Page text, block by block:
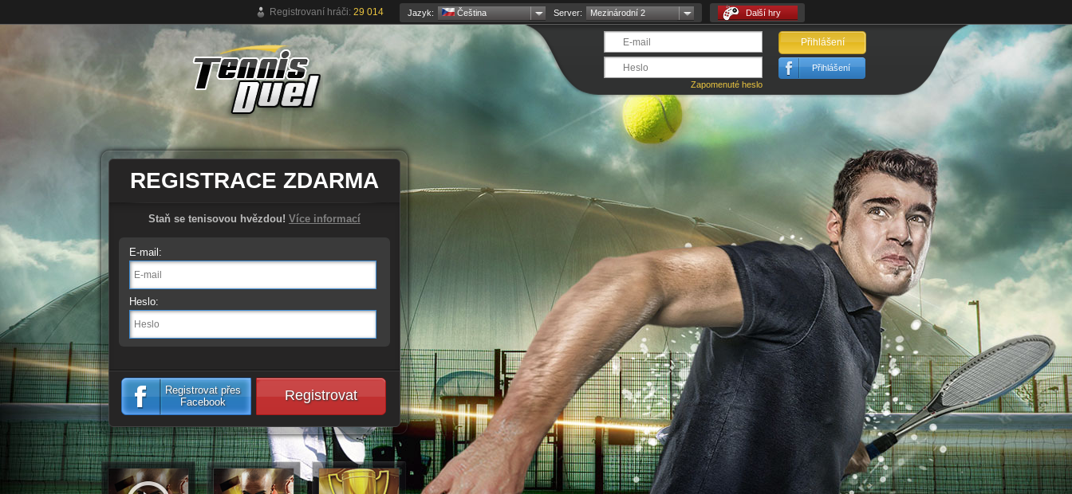
Registrovaní hráči: 29 014 Jazyk: Čeština Server: Mezinárodní 2 Další hry
Zapomenuté heslo
Přihlášení
Přihlášení
REGISTRACE ZDARMA
Staň se tenisovou hvězdou! Více informací
E-mail:
Heslo:
Registrovat přes
Facebook
Registrovat